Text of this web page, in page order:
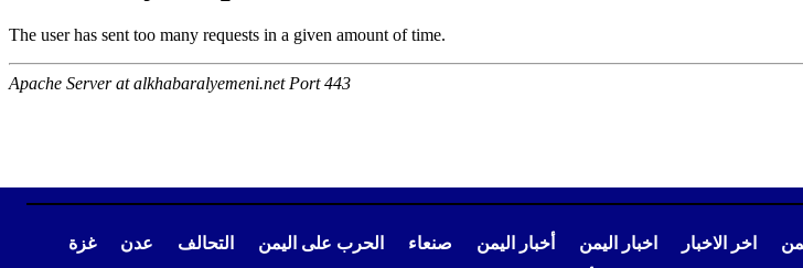
اخر الاخبار اخبار اليمن أخبار اليمن صنعاء الحرب على اليمن التحالف عدن غزة